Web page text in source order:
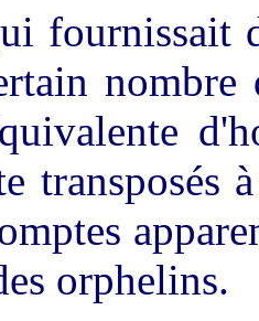
fournissait
nombre
transposés
orphelins.